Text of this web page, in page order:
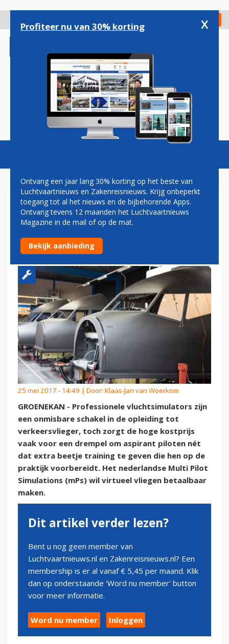
gaan
Check in
Magazine Podcasts Vacatures
MPS ZIET GAT IN DE MARKT
MET BETAALBARE
SIMULATOR
25 mei 2017 - 14:49 | Door: Klaas-Jan van Woerkom
GROENEKAN - Professionele vluchtsimulators zijn
een onmisbare schakel in de opleiding tot
verkeersvlieger, toch zorgt de hoge kostprijs
vaak voor een drempel om aspirant piloten nét
dat extra beetje training te geven die hen op de
praktijk voorbereidt. Het nederlandse Multi Pilot
Simulations (mPs) wil virtueel vliegen betaalbaar
maken.
Dit artikel verder lezen?
Bent u nog geen member van
Luchtvaartnieuws.nl en Zakenreisnieuws.nl? Een
membership is er al vanaf € 5,45 per maand. Klik
dan op onderstaande 'Word nu member' button
voor meer informatie.
Word nu member Inloggen
Profiteer nu van 30% korting x
Ontvang een jaar lang 30% korting op het beste van
Luchtvaartnieuws en Zakenreisnieuws. Krijg onbeperkt
toegang tot al het nieuws en de bijbehorende Apps.
Ontvang tevens 12 maanden het Luchtvaartnieuws
Magazine in de mail of op de mat.
Bekijk aanbieding